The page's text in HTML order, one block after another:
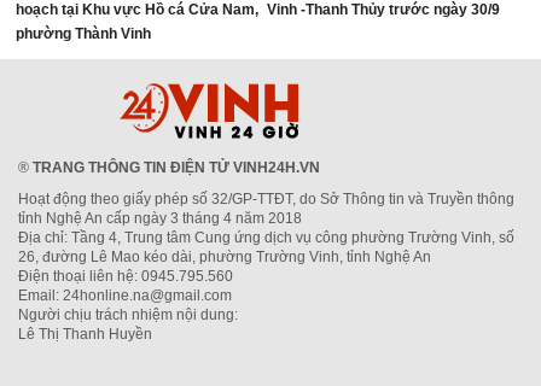
hoạch tại Khu vực Hồ cá Cửa Nam,
phường Thành Vinh
Vinh -Thanh Thủy trước ngày 30/9
® TRANG THÔNG TIN ĐIỆN TỬ VINH24H.VN
Hoạt động theo giấy phép số 32/GP-TTĐT, do Sở Thông tin và Truyền thông
tỉnh Nghệ An cấp ngày 3 tháng 4 năm 2018
Địa chỉ: Tầng 4, Trung tâm Cung ứng dịch vụ công phường Trường Vinh, số
26, đường Lê Mao kéo dài, phường Trường Vinh, tỉnh Nghệ An
Điện thoại liên hệ: 0945.795.560
Email: 24honline.na@gmail.com
Người chịu trách nhiệm nội dung:
Lê Thị Thanh Huyền